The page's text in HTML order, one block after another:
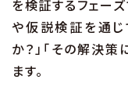
を検証するフェー
や仮説検証を通じ
か？」「その解決
ます。